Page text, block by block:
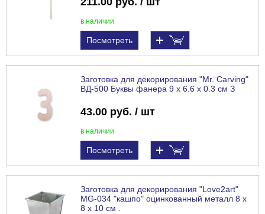
в наличии
Посмотреть
Заготовка для декорирования "Mr. Carving"
ВД-500 Буквы фанера 9 х 6.6 х 0.3 см З
43.00 руб. / шт
в наличии
Посмотреть
Заготовка для декорирования "Love2art"
MG-034 "кашпо" оцинкованный металл 8 х
8 х 10 см .